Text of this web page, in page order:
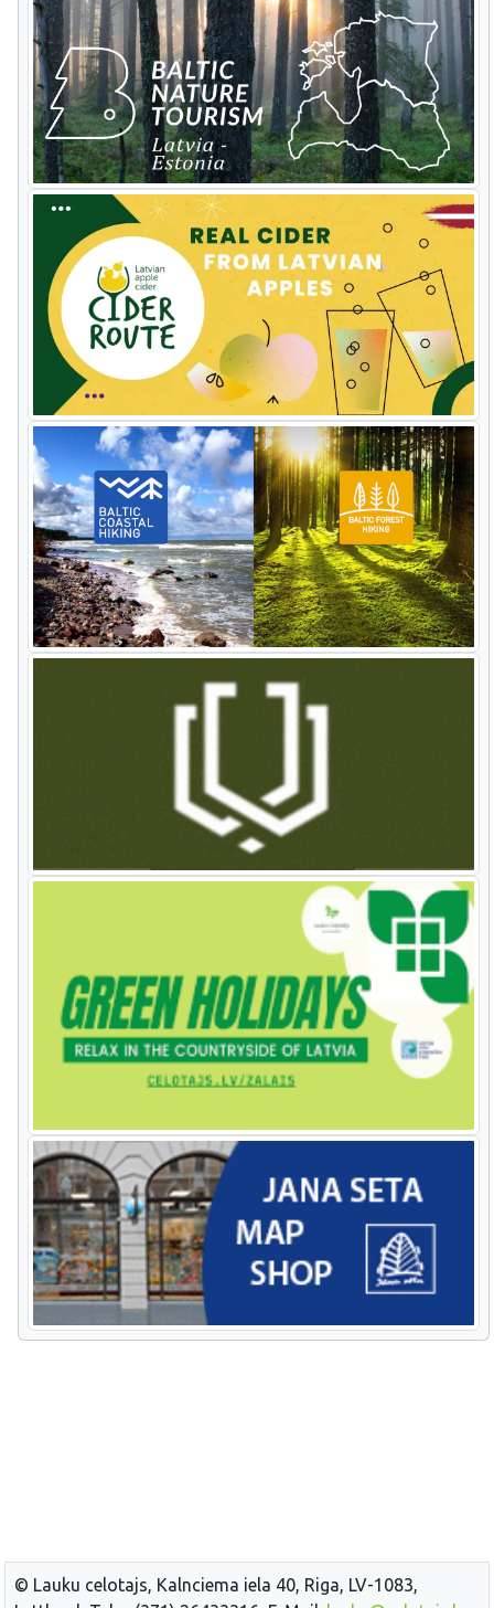
© Lauku celotajs, Kalnciema iela 40, Riga, LV-1083,